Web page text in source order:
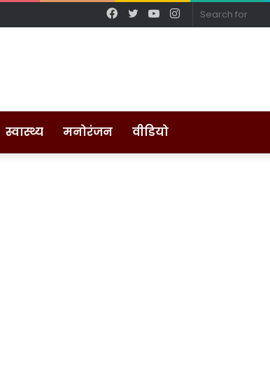
Instagram
YouTube
Twitter
Facebook
स्वास्थ्य मनोरंजन वीडियो